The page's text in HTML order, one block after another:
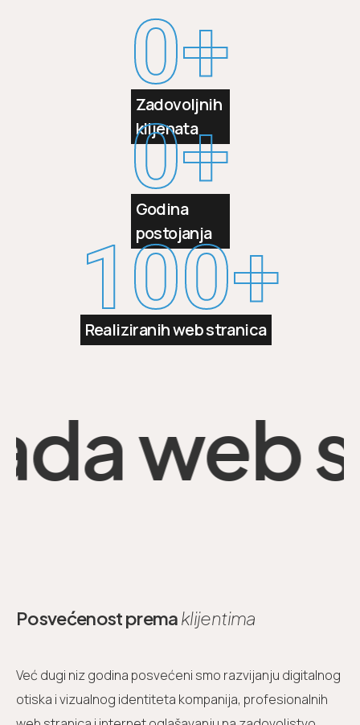
Zadovoljnih
klijenata
0+
Godina
postojanja
0+
Realiziranih web stranica
100+
web
Posvećenost premaklijentima
Već dugi niz godina posvećeni smo razvijanju digitalnog
otiska i vizualnog identiteta kompanija, profesionalnih